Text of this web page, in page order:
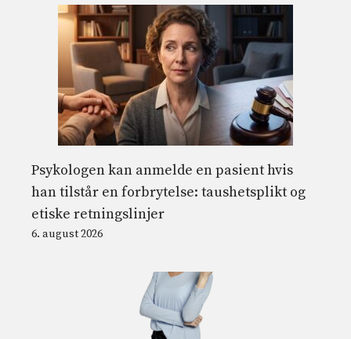
Psykologen kan anmelde en pasient hvis
han tilstår en forbrytelse: taushetsplikt og
etiske retningslinjer
6. august 2026